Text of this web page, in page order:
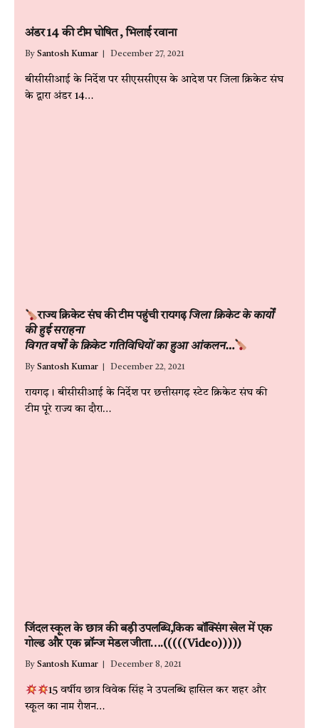
अंडर 14 की टीम घोषित , भिलाई रवाना
By Santosh Kumar December 27, 2021
बीसीसीआई के निर्देश पर सीएससीएस के आदेश पर जिला क्रिकेट संघ
के द्वारा अंडर 14…
राज्य क्रिकेट संघ की टीम पहुंची रायगढ़जिला क्रिकेट के कार्यों
की हुई सराहना
विगत वर्षों के क्रिकेट गतिविधियों का हुआ आंकलन…
By Santosh Kumar December 22, 2021
रायगढ़। बीसीसीआई के निर्देश पर छत्तीसगढ़ स्टेट क्रिकेट संघ की
टीम पूरे राज्य का दौरा…
जिंदल स्कूल के छात्र की बड़ी उपलब्धि,किक बॉक्सिंग खेल में एक
गोल्ड और एक ब्रॉन्ज मेडल जीता….(((((Video)))))
By Santosh Kumar December 8, 2021
15 वर्षीय छात्र विवेक सिंह ने उपलब्धि हासिल कर शहर और
स्कूल का नाम रौशन…